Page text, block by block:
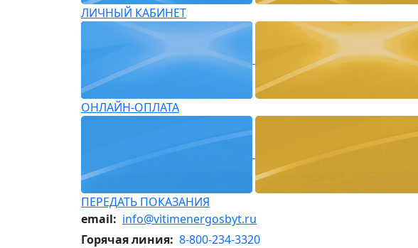
ЛИЧНЫЙ КАБИНЕТ
ОНЛАЙН-ОПЛАТА
ПЕРЕДАТЬ ПОКАЗАНИЯ
email: info@vitimenergosbyt.ru
Горячая линия: 8-800-234-3320